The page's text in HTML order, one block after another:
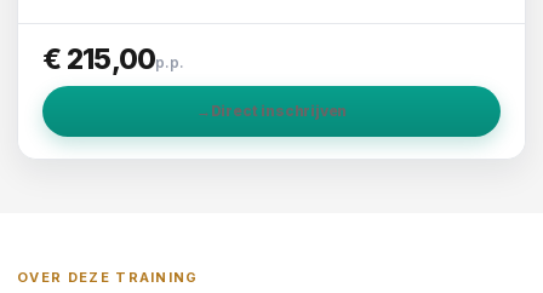
€ 215,00p.p.
→ Direct inschrijven
OVER DEZE TRAINING